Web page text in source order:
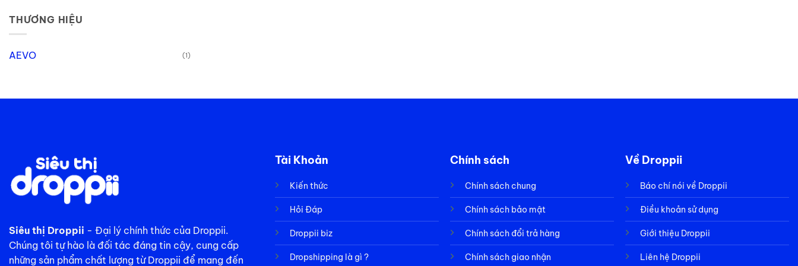
THƯƠNG HIỆU
AEVO (1)
Siêu thị Droppii - Đại lý chính thức của Droppii.
Chúng tôi tự hào là đối tác đáng tin cậy, cung cấp
những sản phẩm chất lượng từ Droppii để mang đến
Tài Khoản
Kiến thức
Hỏi Đáp
Droppii biz
Dropshipping là gì ?
Chính sách
Chính sách chung
Chính sách bảo mật
Chính sách đổi trả hàng
Chính sách giao nhận
Về Droppii
Báo chí nói về Droppii
Điều khoản sử dụng
Giới thiệu Droppii
Liên hệ Droppii